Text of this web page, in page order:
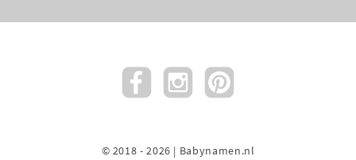
© 2018 - 2026 | Babynamen.nl